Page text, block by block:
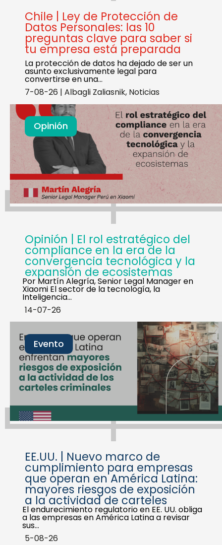
Chile | Ley de Protección de
Datos Personales: las 10
preguntas clave para saber si
tu empresa está preparada
7-08-26 | Albagli Zaliasnik, Noticias
La protección de datos ha dejado de ser un
asunto exclusivamente legal para
convertirse en una…
Opinión
Opinión | El rol estratégico del
compliance en la era de la
convergencia tecnológica y la
expansión de ecosistemas
14-07-26
Por Martín Alegría, Senior Legal Manager en
Xiaomi El sector de la tecnología, la
Inteligencia…
Evento
EE.UU. | Nuevo marco de
cumplimiento para empresas
que operan en América Latina:
mayores riesgos de exposición
a la actividad de carteles
5-08-26
El endurecimiento regulatorio en EE. UU. obliga
a las empresas en América Latina a revisar
sus…